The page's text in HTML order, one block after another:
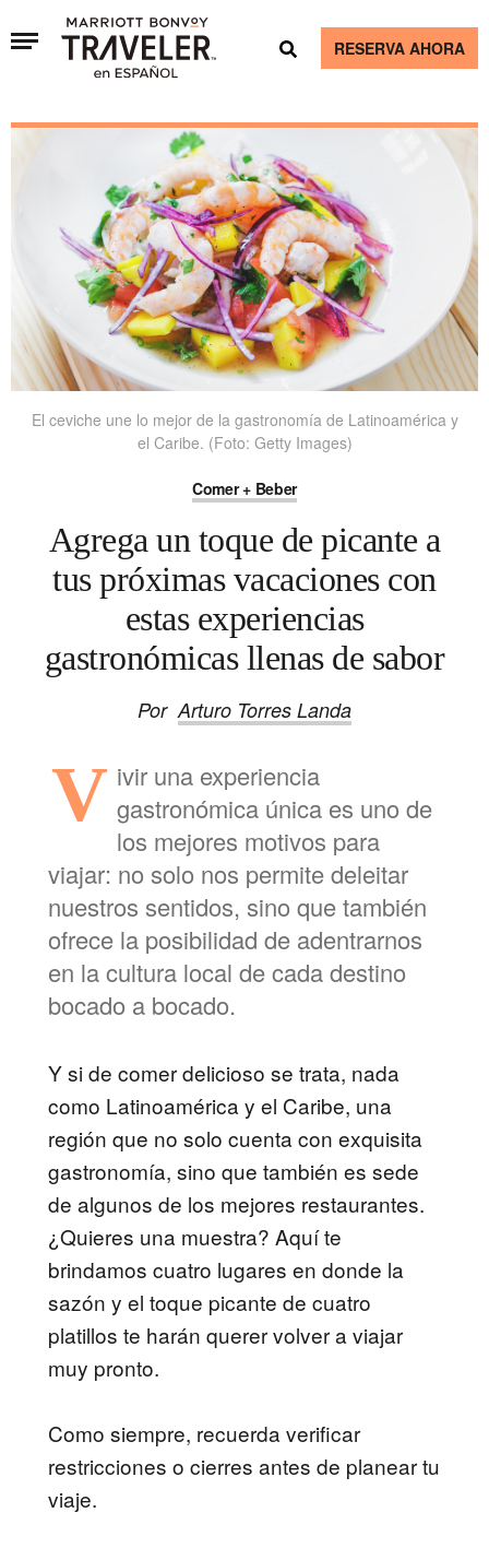
RESERVA AHORA
El ceviche une lo mejor de la gastronomía de Latinoamérica y
el Caribe. (Foto: Getty Images)
Comer + Beber
Agrega un toque de picante a
tus próximas vacaciones con
estas experiencias
gastronómicas llenas de sabor
PorArturo Torres Landa
V ivir una experiencia
gastronómica única es uno de
los mejores motivos para
viajar: no solo nos permite deleitar
nuestros sentidos, sino que también
ofrece la posibilidad de adentrarnos
en la cultura local de cada destino
bocado a bocado.
Y si de comer delicioso se trata, nada
como Latinoamérica y el Caribe, una
región que no solo cuenta con exquisita
gastronomía, sino que también es sede
de algunos de los mejores restaurantes.
¿Quieres una muestra? Aquí te
brindamos cuatro lugares en donde la
sazón y el toque picante de cuatro
platillos te harán querer volver a viajar
muy pronto.
Como siempre, recuerda verificar
restricciones o cierres antes de planear tu
viaje.